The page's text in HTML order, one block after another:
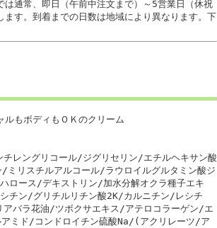
通常、即日（午前中注文まで）～5営業日（休祝
す。到着までの日数は地域により異なります。下
もボディもＯＫのクリーム
レングリコール/ジグリセリン/エチルヘキサン酸
リスチルアルコール/ラウロイルグルタミン酸ジ
ロース/デキストリン/加水分解オクラ種子エキ
チン/グリチルリチン酸2K/カルニチン/レシチ
バラ花油/ツボクサエキス/アテロコラーゲン/エ
ミド/コンドロイチン硫酸Na/(アクリレーツ/ア